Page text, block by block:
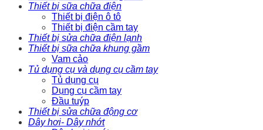
Thiết bị sữa chữa điện
Thiết bị điện ô tô
Thiết bị điện cầm tay
Thiết bị sửa chữa điện lạnh
Thiết bị sữa chữa khung gầm
Vam cảo
Tủ dụng cụ và dụng cụ cầm tay
Tủ dụng cụ
Dụng cụ cầm tay
Đầu tuýp
Thiết bị sửa chữa động cơ
Dây hơi- Dây nhớt